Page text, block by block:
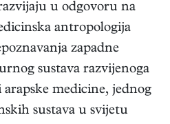
u odgovoru na
antropologija
zapadne
sustava razvijenoga
medicine, jednog
sustava u svijetu